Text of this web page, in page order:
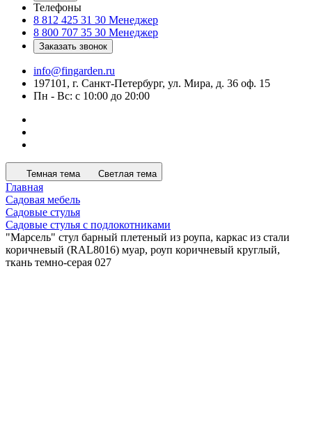
Телефоны
8 812 425 31 30 Менеджер
8 800 707 35 30 Менеджер
Заказать звонок
info@fingarden.ru
197101, г. Санкт-Петербург, ул. Мира, д. 36 оф. 15
Пн - Вс: с 10:00 до 20:00
Темная тема Светлая тема
Главная
Садовая мебель
Садовые стулья
Садовые стулья с подлокотниками
"Марсель" стул барный плетеный из роупа, каркас из стали
коричневый (RAL8016) муар, роуп коричневый круглый,
ткань темно-серая 027